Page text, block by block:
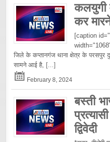
कलयुगी
कर
[caption
जिले के कप्तानगंज थाना क्षेत्र के परसपुर
सामने आई है, [...]
February 8, 2024
बस्ती
द्विवेदी